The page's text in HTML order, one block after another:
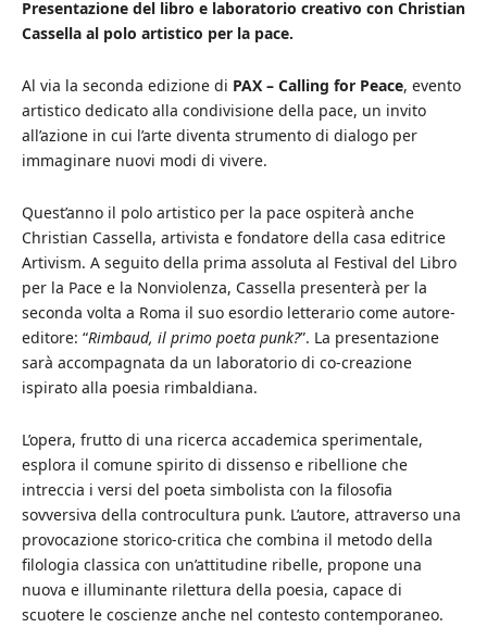
Presentazione del libro e laboratorio creativo con Christian
Cassella al polo artistico per la pace.
Al via la seconda edizione di PAX – Calling for Peace, evento
artistico dedicato alla condivisione della pace, un invito
all’azione in cui l’arte diventa strumento di dialogo per
immaginare nuovi modi di vivere.
Quest’anno il polo artistico per la pace ospiterà anche
Christian Cassella, artivista e fondatore della casa editrice
Artivism. A seguito della prima assoluta al Festival del Libro
per la Pace e la Nonviolenza, Cassella presenterà per la
seconda volta a Roma il suo esordio letterario come autore-
editore: “Rimbaud, il primo poeta punk?”. La presentazione
sarà accompagnata da un laboratorio di co-creazione
ispirato alla poesia rimbaldiana.
L’opera, frutto di una ricerca accademica sperimentale,
esplora il comune spirito di dissenso e ribellione che
intreccia i versi del poeta simbolista con la filosofia
sovversiva della controcultura punk. L’autore, attraverso una
provocazione storico-critica che combina il metodo della
filologia classica con un’attitudine ribelle, propone una
nuova e illuminante rilettura della poesia, capace di
scuotere le coscienze anche nel contesto contemporaneo.